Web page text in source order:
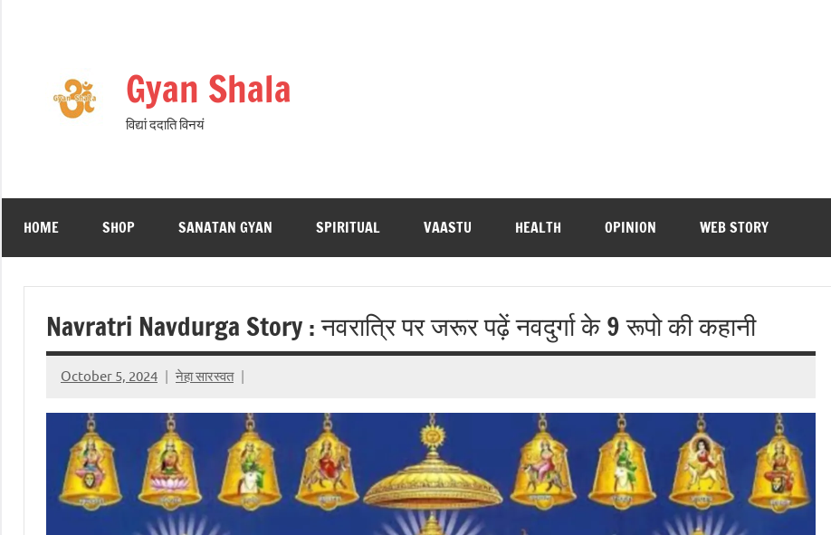
Gyan Shala
विद्यां ददाति विनयं
HOME SHOP SANATAN GYAN SPIRITUAL VAASTU HEALTH OPINION WEB STORY
Navratri Navdurga Story : नवरात्रि पर जरूर पढ़ें नवदुर्गा के 9 रूपो की कहानी
October 5, 2024 नेहा सारस्वत